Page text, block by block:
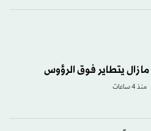
ما زال يتطاير فوق الرؤوس
منذ 4 ساعات